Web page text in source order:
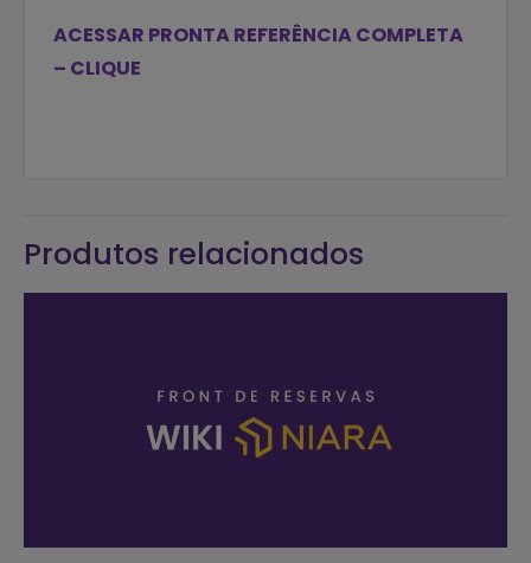
ACESSAR PRONTA REFERÊNCIA COMPLETA
– CLIQUE
Produtos relacionados